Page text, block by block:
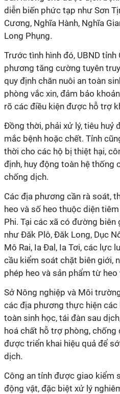
diễn biến phức tạp như Sơn
Cương, Nghĩa Hành, Nghĩa
Long Phụng.
Trước tình hình đó, UBND
phương tăng cường tuyên
quy định chăn nuôi an toàn
phòng vắc xin, đảm bảo
rõ các điều kiện được hỗ trợ
Đồng thời, phải xử lý, tiêu huỷ
mắc bệnh hoặc chết. Tỉnh
thời cho các hộ bị thiệt hại,
định, huy động toàn hệ thống
chống dịch.
Các địa phương cần rà soát,
heo và số heo thuộc diện
Phi. Tại các xã có đường
như Đăk Plô, Đăk Long, Dục
Mô Rai, Ia Đal, Ia Tơi, các lực
cầu kiểm soát chặt biên giới,
phép heo và sản phẩm từ heo
Sở Nông nghiệp và Môi
các địa phương thực hiện các
toàn sinh học, tái đàn sau
hoá chất hỗ trợ phòng, chống
được triển khai hiệu quả để
dịch.
Công an tỉnh được giao kiểm
động vật, đặc biệt xử lý